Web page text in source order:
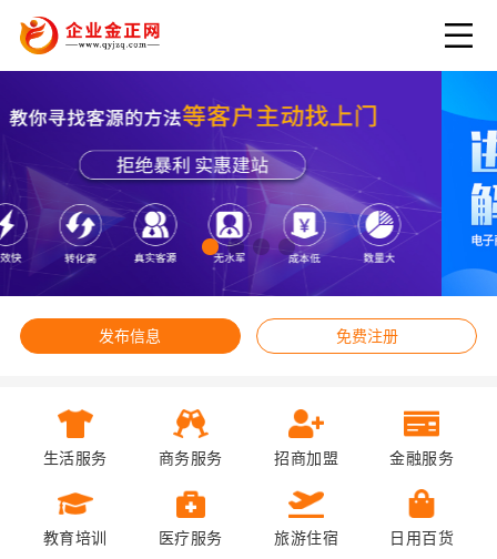
发布信息 免费注册
生活服务 商务服务 招商加盟 金融服务
教育培训 医疗服务 旅游住宿 日用百货